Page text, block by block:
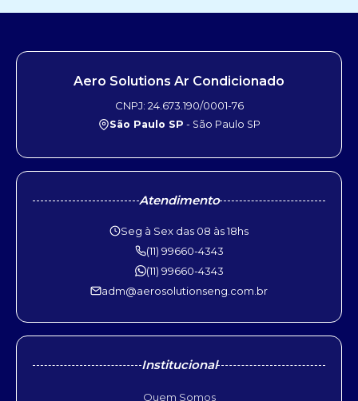
Aero Solutions Ar Condicionado
CNPJ: 24.673.190/0001-76
São Paulo SP - São Paulo SP
Atendimento
Seg à Sex das 08 às 18hs
(11) 99660-4343
(11) 99660-4343
adm@aerosolutionseng.com.br
Institucional
Quem Somos